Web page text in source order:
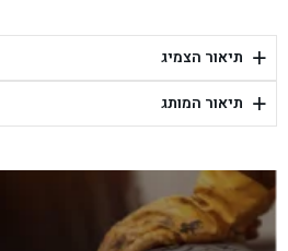
בן גל - יפת 88, תל אביב יפו - תל אביב
בן גל - דור אלון הר טוב - בית שמש
+ תיאור הצמיג
+ תיאור המותג